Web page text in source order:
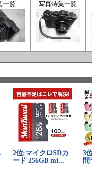
一覧 写真特集一覧